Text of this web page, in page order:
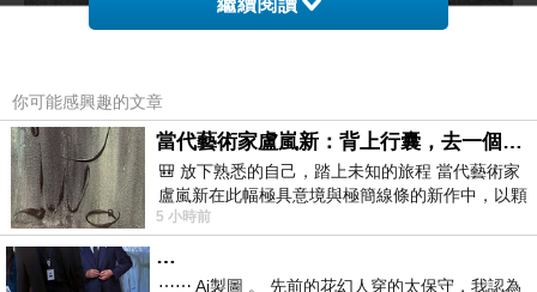
繼續閱讀
你可能感興趣的文章
當代藝術家盧嵐新：背上行囊，去一個沒有人認識你的地方——看風景，也遇見渴望出發的自己
🎒 放下熟悉的自己，踏上未知的旅程 當代藝術家
盧嵐新在此幅極具意境與極簡線條的新作中，以顆
粒感豐富的灰綠粗糙背景，搭配凝練且具
5 小時前
…
⋯⋯ Ai製圖 。 先前的花幻人穿的太保守，我認為